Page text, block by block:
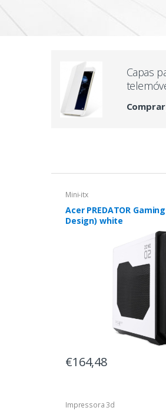
Capas
Mini-itx
Acer PREDATOR
Design) white
€164,48
Impressora 3d